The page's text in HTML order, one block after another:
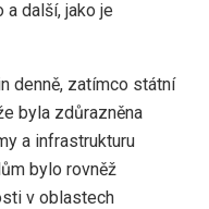
další, jako je
denně, zatímco státní
byla zdůrazněna
a infrastrukturu
bylo rovněž
v oblastech